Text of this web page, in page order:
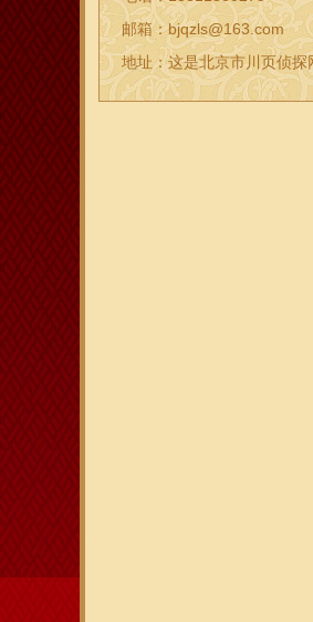
邮箱：bjqzls@163.com
地址：这是北京市川页侦探